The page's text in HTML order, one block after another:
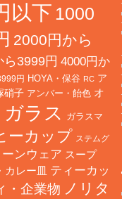
以下 1000
2000円から
ら3999円 4000円か
円 HOYA・保谷 RC ア
硝子 アンバー・飴色 オ
ガラス ガラスマ
ーカップ ステムグ
ンウェア スープ
カレー皿 ティーカッ
・企業物 ノリタ